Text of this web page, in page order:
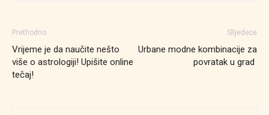
Prethodno
Vrijeme je da naučite nešto
više o astrologiji! Upišite online
tečaj!
Slijedeće
Urbane modne kombinacije za
povratak u grad